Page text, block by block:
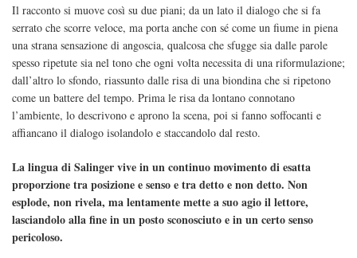
Il racconto si muove così su due piani; da un lato il dialogo che si fa
serrato che scorre veloce, ma porta anche con sé come un fiume in piena
una strana sensazione di angoscia, qualcosa che sfugge sia dalle parole
spesso ripetute sia nel tono che ogni volta necessita di una riformulazione;
dall’altro lo sfondo, riassunto dalle risa di una biondina che si ripetono
come un battere del tempo. Prima le risa da lontano connotano
l’ambiente, lo descrivono e aprono la scena, poi si fanno soffocanti e
affiancano il dialogo isolandolo e staccandolo dal resto.
La lingua di Salinger vive in un continuo movimento di esatta
proporzione tra posizione e senso e tra detto e non detto. Non
esplode, non rivela, ma lentamente mette a suo agio il lettore,
lasciandolo alla fine in un posto sconosciuto e in un certo senso
pericoloso.